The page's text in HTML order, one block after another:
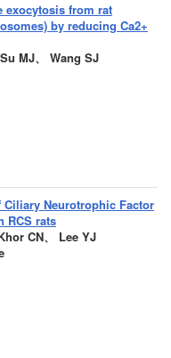
exocytosis from rat
by reducing Ca2+
MJ、 Wang SJ
Ciliary Neurotrophic Factor
RCS rats
CN、 Lee YJ